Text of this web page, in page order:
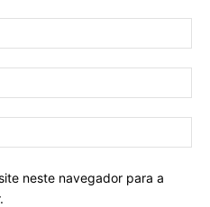
neste navegador para a